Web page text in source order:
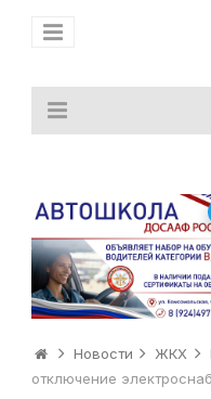
Новости ЖКХ
отключение